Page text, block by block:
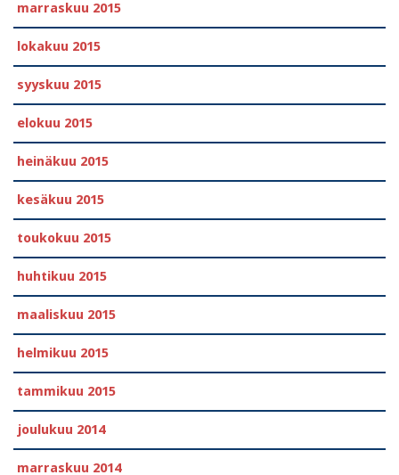
marraskuu 2015
lokakuu 2015
syyskuu 2015
elokuu 2015
heinäkuu 2015
kesäkuu 2015
toukokuu 2015
huhtikuu 2015
maaliskuu 2015
helmikuu 2015
tammikuu 2015
joulukuu 2014
marraskuu 2014